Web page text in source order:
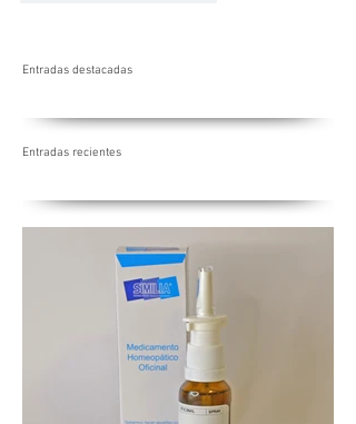
Entradas destacadas
Entradas recientes